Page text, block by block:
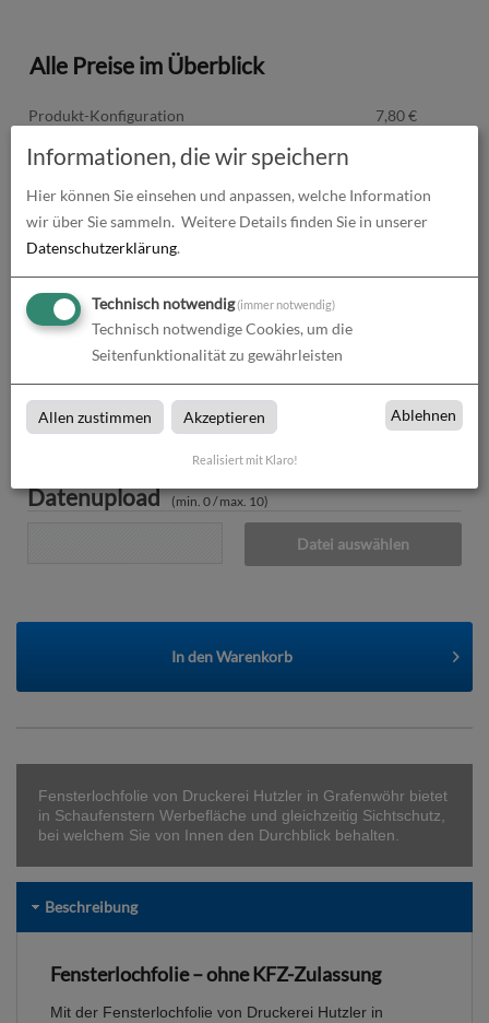
Alle Preise im Überblick
Produkt-Konfiguration 7,80€
Druckdaten überprüfen
Produktion und Versand
Gesamtbetrag (netto)
zzgl. 19% MwSt.
Gesamtbetrag (brutto) 9,28€
Datenupload (min. 0 / max. 10)
Datei auswählen
In den Warenkorb
Fensterlochfolie von Druckerei Hutzler in Grafenwöhr bietet
in Schaufenstern Werbefläche und gleichzeitig Sichtschutz,
bei welchem Sie von Innen den Durchblick behalten.
Beschreibung
Fensterlochfolie – ohne KFZ-Zulassung
Mit der Fensterlochfolie von Druckerei Hutzler in
Informationen, die wir speichern
Hier können Sie einsehen und anpassen, welche Information
wir über Sie sammeln. Weitere Details finden Sie in unserer
Datenschutzerklärung.
Technisch notwendig(immer notwendig)
Technisch notwendige Cookies, um die
Seitenfunktionalität zu gewährleisten
Allen zustimmen Akzeptieren Ablehnen
Realisiert mit Klaro!